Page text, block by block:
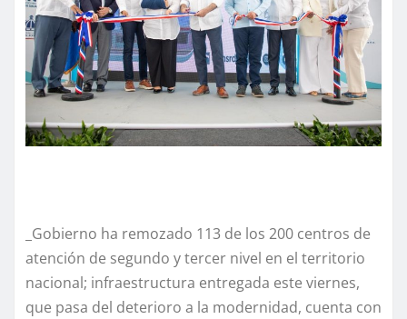
_Gobierno ha remozado 113 de los 200 centros de
atención de segundo y tercer nivel en el territorio
nacional; infraestructura entregada este viernes,
que pasa del deterioro a la modernidad, cuenta con